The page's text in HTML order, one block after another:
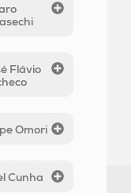
Flávio
Omori
Cunha